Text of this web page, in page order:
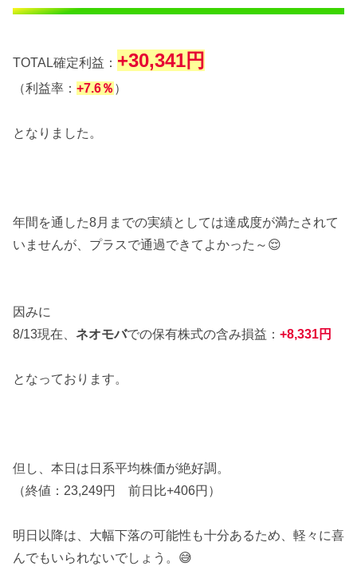
TOTAL確定利益： +30,341円
（利益率： +7.6％ ）
となりました。
年間を通した8月までの実績としては達成度が満たされて
いませんが、プラスで通過できてよかった～😌
因みに
8/13現在、 ネオモバでの保有株式の含み損益： +8,331円
となっております。
但し、本日は日系平均株価が絶好調。
（終値：23,249円 前日比+406円）
明日以降は、大幅下落の可能性も十分あるため、軽々に喜
んでもいられないでしょう。😅